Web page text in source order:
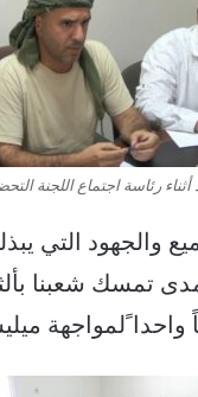
رئاسة اجتماع اللجنة
والجهود التي
تمسك شعبنا
ًلمواجهة